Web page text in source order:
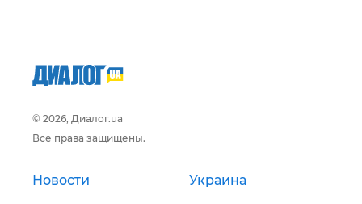
© 2026, Диалог.ua
Все права защищены.
Новости Украина